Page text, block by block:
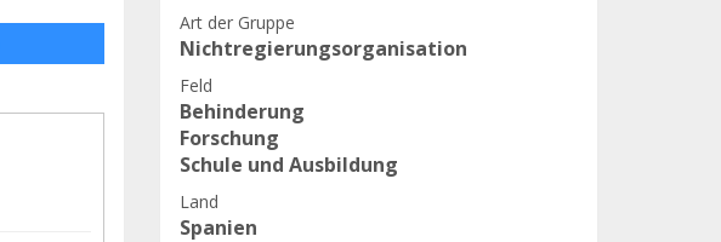
Art der Gruppe
Nichtregierungsorganisation
Feld
Behinderung
Forschung
Schule und Ausbildung
Land
Spanien